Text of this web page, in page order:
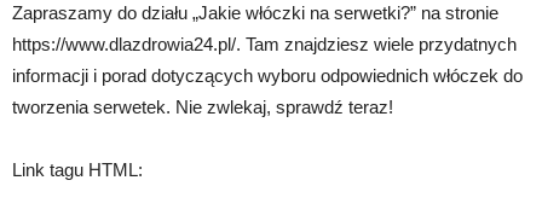
Zapraszamy do działu „Jakie włóczki na serwetki?” na stronie
https://www.dlazdrowia24.pl/. Tam znajdziesz wiele przydatnych
informacji i porad dotyczących wyboru odpowiednich włóczek do
tworzenia serwetek. Nie zwlekaj, sprawdź teraz!
Link tagu HTML: